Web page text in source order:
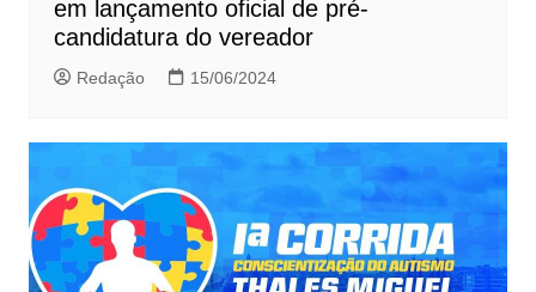
em lançamento oficial de pré-
candidatura do vereador
Redação 15/06/2024